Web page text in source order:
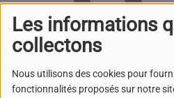
Les informations
collectons
Nous utilisons des cookies pour
fonctionnalités proposés sur notre